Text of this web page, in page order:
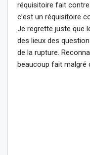
réquisitoire fait
c’est un réquisitoire
Je regrette juste que
des lieux des
de la rupture.
beaucoup fait malgré